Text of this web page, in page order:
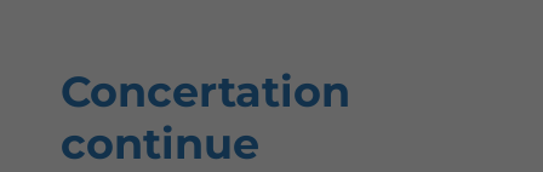
Concertation
continue